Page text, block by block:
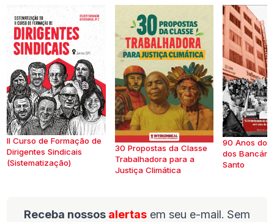
II Curso de Formação de
Dirigentes Sindicais
(Sistematização)
30 Propostas da Classe
Trabalhadora para a
Justiça Climática
90 Anos do
dos
Santo
Receba nossos alertas em seu e-mail. Sem